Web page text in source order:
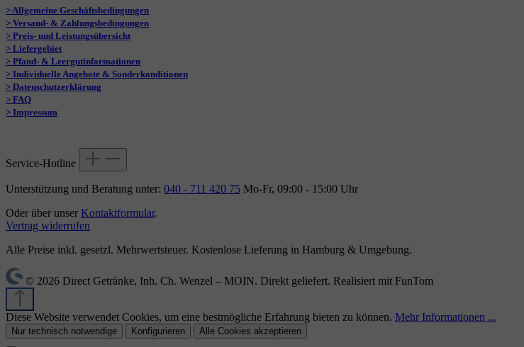
> Allgemeine Geschäftsbedingungen
> Versand- & Zahlungsbedingungen
> Preis- und Leistungsübersicht
> Liefergebiet
> Pfand- & Leergutinformationen
> Individuelle Angebote & Sonderkonditionen
> Datenschutzerklärung
> FAQ
> Impressum
Service-Hotline
Unterstützung und Beratung unter: 040 - 711 420 75 Mo-Fr, 09:00 - 15:00 Uhr
Oder über unser Kontaktformular.
Vertrag widerrufen
Alle Preise inkl. gesetzl. Mehrwertsteuer. Kostenlose Lieferung in Hamburg & Umgebung.
© 2026 Direct Getränke, Inh. Ch. Wenzel – MOIN. Direkt geliefert. Realisiert mit FunTom
Diese Website verwendet Cookies, um eine bestmögliche Erfahrung bieten zu können. Mehr Informationen ...
Nur technisch notwendige Konfigurieren Alle Cookies akzeptieren